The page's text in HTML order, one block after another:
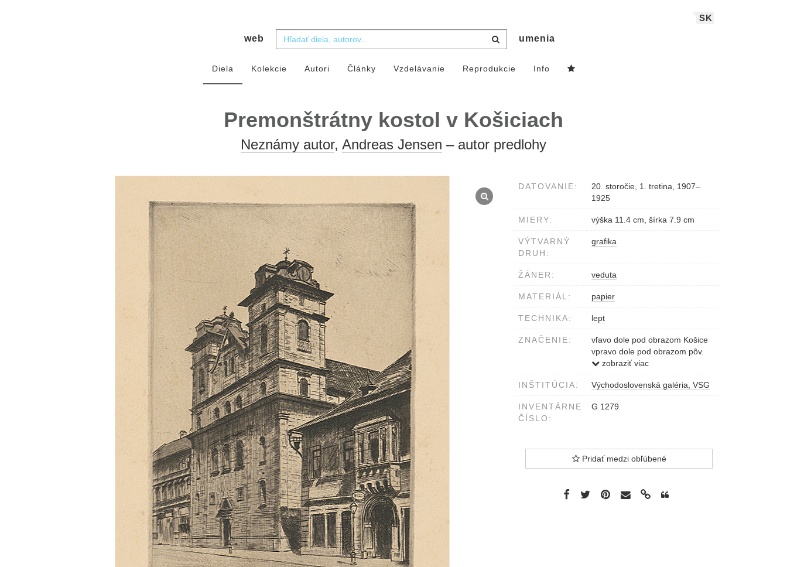
SK
web umenia
Diela Kolekcie Autori Články Vzdelávanie Reprodukcie Info
Premonštrátny kostol v Košiciach
Neznámy autor, Andreas Jensen – autor predlohy
DATOVANIE:
20. storočie, 1. tretina, 1907–
1925
MIERY: výška 11.4 cm, šírka 7.9 cm
VÝTVARNÝ
DRUH:
grafika
ŽÁNER: veduta
MATERIÁL: papier
TECHNIKA: lept
ZNAČENIE:
vľavo dole pod obrazom Košice
vpravo dole pod obrazom pôv.
ryt. Jensen (ceruzou)
zobraziť viac
INŠTITÚCIA: Východoslovenská galéria, VSG
INVENTÁRNE
ČÍSLO:
G 1279
Pridať medzi obľúbené